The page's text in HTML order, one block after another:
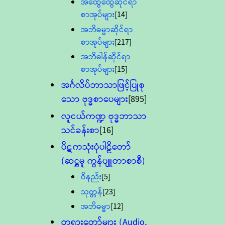
စာအုပ်များ[14]
အဘိဓမ္မာဆိုင်ရာ
စာအုပ်များ[217]
အဘိဓါန်ဆိုင်ရာ
စာအုပ်များ[15]
အင်္ဂလိပ်ဘာသာဖြင့်ပြုစု
သော ဗုဒ္ဓစာပေများ[895]
လူငယ်ကဏ္ဍ ဗုဒ္ဓဘာသာ
သင်ခန်းစာ[16]
ပိဋကသုံးပုံပါဠိတော်
(ဆဋ္ဌမူ ကွန်ပျူတာစာစီ)
ဝိနည်း[5]
သုတ္တန်[23]
အဘိဓမ္မာ[12]